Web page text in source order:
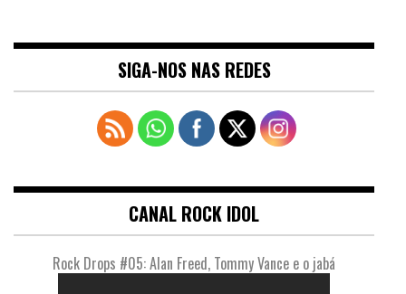
SIGA-NOS NAS REDES
CANAL ROCK IDOL
Rock Drops #05: Alan Freed, Tommy Vance e o jabá